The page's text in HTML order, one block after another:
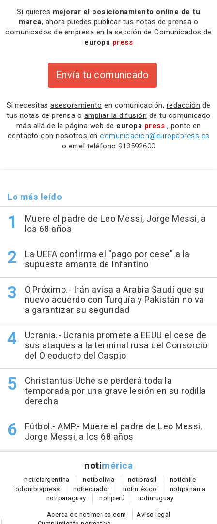
Si quieres mejorar el posicionamiento online de tu
marca, ahora puedes publicar tus notas de prensa o
comunicados de empresa en la sección de Comunicados de
europa press
Envía tu comunicado
Si necesitas asesoramiento en comunicación, redacción de
tus notas de prensa o ampliar la difusión de tu comunicado
más allá de la página web de europa press , ponte en
contacto con nosotros en comunicacion@europapress.es
o en el teléfono 913592600
Lo más leído
Muere el padre de Leo Messi, Jorge Messi, a
los 68 años
La UEFA confirma el "pago por cese" a la
supuesta amante de Infantino
O.Próximo.- Irán avisa a Arabia Saudí que su
nuevo acuerdo con Turquía y Pakistán no va
a garantizar su seguridad
Ucrania.- Ucrania promete a EEUU el cese de
sus ataques a la terminal rusa del Consorcio
del Oleoducto del Caspio
Christantus Uche se perderá toda la
temporada por una grave lesión en su rodilla
derecha
Fútbol.- AMP.- Muere el padre de Leo Messi,
Jorge Messi, a los 68 años
notimérica
noticiargentina notibolivia notibrasil notichile
colombiapress notiecuador notiméxico notipanama
notiparaguay notiperú notiuruguay
Acerca de notimerica.com
Aviso legal